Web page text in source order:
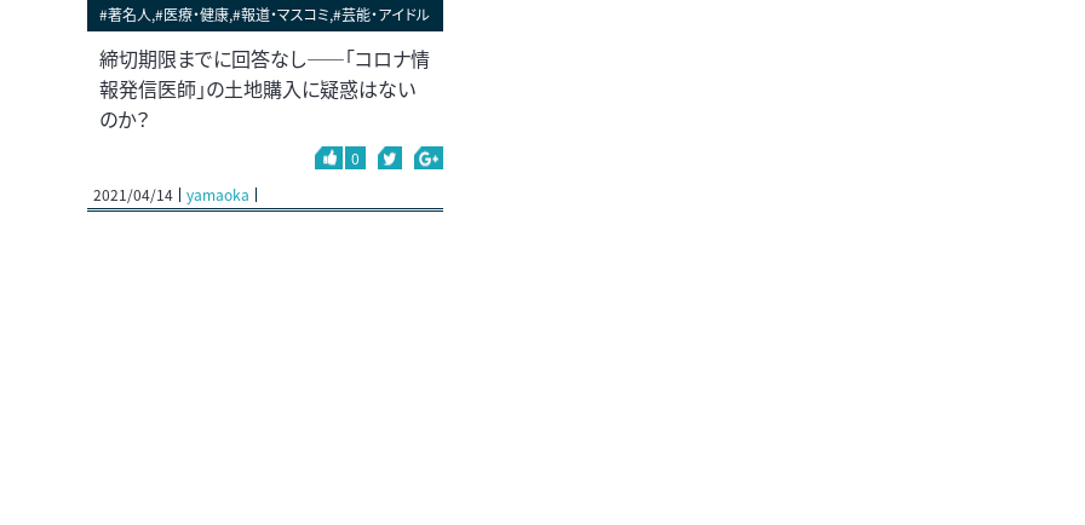
#著名人,#医療・健康,#報道・マスコミ,#芸能・アイドル
締切期限までに回答なし――「コロナ情
報発信医師」の土地購入に疑惑はない
のか？
0
2021/04/14
yamaoka